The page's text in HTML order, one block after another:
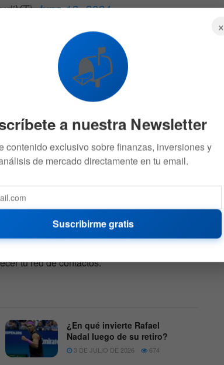
June 13, 2024
los miembros de su comunidad
oportunidad única para acceder al evento
que ofrece Talent Land España.
en Málaga. No te pierdas esta
tu red de contactos.
¿En qué invierte Rafael
Nadal luego de su retiro?
3 DE JULIO DE 2026 674
×
📬
a nuestra Newsletter
contenido exclusivo sobre finanzas, inversiones y
de mercado directamente en tu email.
Suscribirme gratis